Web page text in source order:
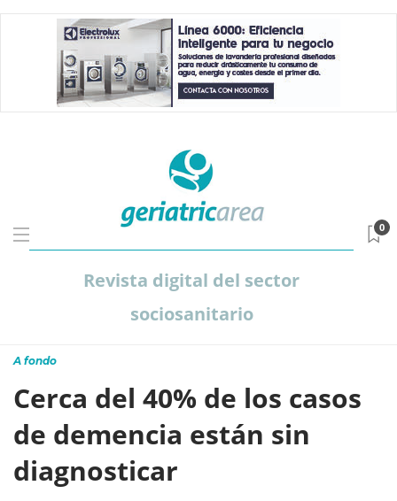
Revista digital del sector
sociosanitario
0
A fondo
Cerca del 40% de los casos
de demencia están sin
diagnosticar